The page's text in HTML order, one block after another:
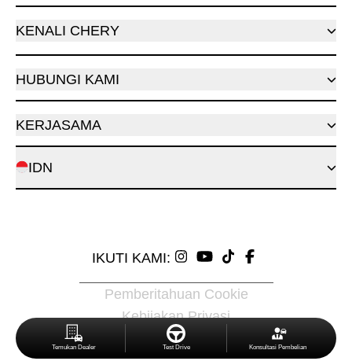
KENALI CHERY
HUBUNGI KAMI
KERJASAMA
IDN
IKUTI KAMI:
Pemberitahuan Cookie
Kebijakan Privasi
© 2026 Chery Indonesia
Temukan Dealer Test Drive Konsultasi Pembelian